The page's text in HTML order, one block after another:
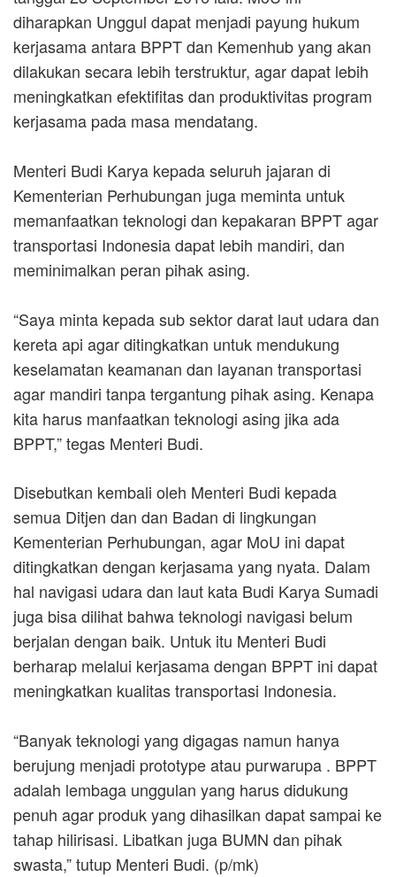
diharapkan Unggul dapat menjadi payung hukum
kerjasama antara BPPT dan Kemenhub yang akan
dilakukan secara lebih terstruktur, agar dapat lebih
meningkatkan efektifitas dan produktivitas program
kerjasama pada masa mendatang.
Menteri Budi Karya kepada seluruh jajaran di
Kementerian Perhubungan juga meminta untuk
memanfaatkan teknologi dan kepakaran BPPT agar
transportasi Indonesia dapat lebih mandiri, dan
meminimalkan peran pihak asing.
“Saya minta kepada sub sektor darat laut udara dan
kereta api agar ditingkatkan untuk mendukung
keselamatan keamanan dan layanan transportasi
agar mandiri tanpa tergantung pihak asing. Kenapa
kita harus manfaatkan teknologi asing jika ada
BPPT,” tegas Menteri Budi.
Disebutkan kembali oleh Menteri Budi kepada
semua Ditjen dan dan Badan di lingkungan
Kementerian Perhubungan, agar MoU ini dapat
ditingkatkan dengan kerjasama yang nyata. Dalam
hal navigasi udara dan laut kata Budi Karya Sumadi
juga bisa dilihat bahwa teknologi navigasi belum
berjalan dengan baik. Untuk itu Menteri Budi
berharap melalui kerjasama dengan BPPT ini dapat
meningkatkan kualitas transportasi Indonesia.
“Banyak teknologi yang digagas namun hanya
berujung menjadi prototype atau purwarupa . BPPT
adalah lembaga unggulan yang harus didukung
penuh agar produk yang dihasilkan dapat sampai ke
tahap hilirisasi. Libatkan juga BUMN dan pihak
swasta,” tutup Menteri Budi. (p/mk)